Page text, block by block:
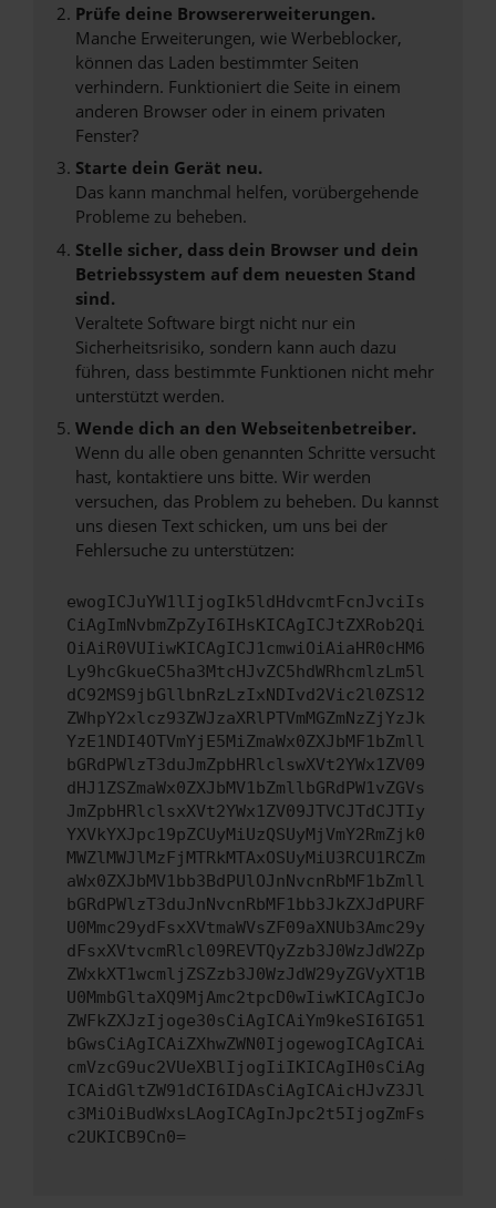
Prüfe deine Browsererweiterungen.
Manche Erweiterungen, wie Werbeblocker,
können das Laden bestimmter Seiten
verhindern. Funktioniert die Seite in einem
anderen Browser oder in einem privaten
Fenster?
Starte dein Gerät neu.
Das kann manchmal helfen, vorübergehende
Probleme zu beheben.
Stelle sicher, dass dein Browser und dein
Betriebssystem auf dem neuesten Stand
sind.
Veraltete Software birgt nicht nur ein
Sicherheitsrisiko, sondern kann auch dazu
führen, dass bestimmte Funktionen nicht mehr
unterstützt werden.
Wende dich an den Webseitenbetreiber.
Wenn du alle oben genannten Schritte versucht
hast, kontaktiere uns bitte. Wir werden
versuchen, das Problem zu beheben. Du kannst
uns diesen Text schicken, um uns bei der
Fehlersuche zu unterstützen:
ewogICJuYW1lIjogIk5ldHdvcmtFcnJvciIs
CiAgImNvbmZpZyI6IHsKICAgICJtZXRob2Qi
OiAiR0VUIiwKICAgICJ1cmwiOiAiaHR0cHM6
Ly9hcGkueC5ha3MtcHJvZC5hdWRhcmlzLm5l
dC92MS9jbGllbnRzLzIxNDIvd2Vic2l0ZS12
ZWhpY2xlcz93ZWJzaXRlPTVmMGZmNzZjYzJk
YzE1NDI4OTVmYjE5MiZmaWx0ZXJbMF1bZmll
bGRdPWlzT3duJmZpbHRlclswXVt2YWx1ZV09
dHJ1ZSZmaWx0ZXJbMV1bZmllbGRdPW1vZGVs
JmZpbHRlclsxXVt2YWx1ZV09JTVCJTdCJTIy
YXVkYXJpc19pZCUyMiUzQSUyMjVmY2RmZjk0
MWZlMWJlMzFjMTRkMTAxOSUyMiU3RCU1RCZm
aWx0ZXJbMV1bb3BdPUlOJnNvcnRbMF1bZmll
bGRdPWlzT3duJnNvcnRbMF1bb3JkZXJdPURF
U0Mmc29ydFsxXVtmaWVsZF09aXNUb3Amc29y
dFsxXVtvcmRlcl09REVTQyZzb3J0WzJdW2Zp
ZWxkXT1wcmljZSZzb3J0WzJdW29yZGVyXT1B
U0MmbGltaXQ9MjAmc2tpcD0wIiwKICAgICJo
ZWFkZXJzIjoge30sCiAgICAiYm9keSI6IG51
bGwsCiAgICAiZXhwZWN0IjogewogICAgICAi
cmVzcG9uc2VUeXBlIjogIiIKICAgIH0sCiAg
ICAidGltZW91dCI6IDAsCiAgICAicHJvZ3Jl
c3MiOiBudWxsLAogICAgInJpc2t5IjogZmFs
c2UKICB9Cn0=